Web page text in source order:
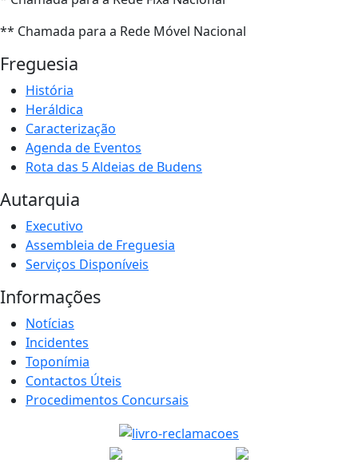
** Chamada para a Rede Móvel Nacional
Freguesia
História
Heráldica
Caracterização
Agenda de Eventos
Rota das 5 Aldeias de Budens
Autarquia
Executivo
Assembleia de Freguesia
Serviços Disponíveis
Informações
Notícias
Incidentes
Toponímia
Contactos Úteis
Procedimentos Concursais